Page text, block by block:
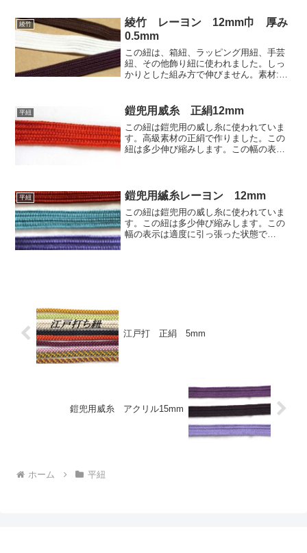
リ...
綾竹
綾竹 レーヨン 12mm巾 厚み
0.5mm
この紐は、箱紐、ラッピング用紐、手芸
紐、その他飾り紐に使われました。しっ
かりとした組み方で伸びません。素材:レ
この紐の他の色はレーヨン色見本 | 房...
平紐 鎧兜用威糸 正絹12mm
この紐は鎧兜用の威し糸に使われていま
す。高級素材の正絹で作りました。この
紐は多少伸び縮みします。この幅の表示
の色は...
平紐 鎧兜用縅糸レーヨン 12mm
この紐は鎧兜用の威し糸に使われていま
す。この紐は多少伸び縮みします。この
幅の表示は適度に引っ張った状態で
江戸打 正絹 5mm
鎧兜用威糸 アクリル15mm
ホーム 平紐